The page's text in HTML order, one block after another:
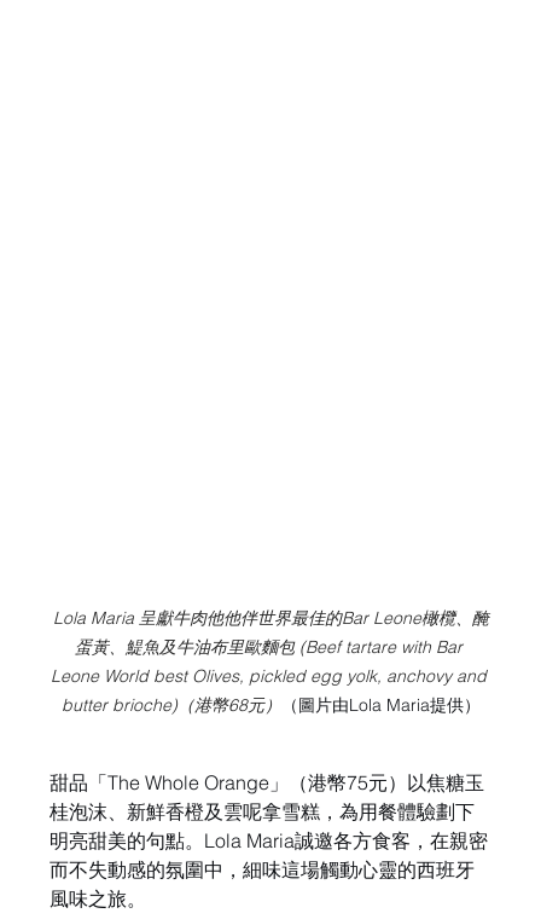
Lola Maria 呈獻牛肉他他伴世界最佳的Bar Leone橄欖、醃
蛋黃、鯷魚及牛油布里歐麵包 (Beef tartare with Bar
Leone World best Olives, pickled egg yolk, anchovy and
butter brioche)（港幣68元）
（圖片由Lola Maria提供）
甜品「The Whole Orange」（港幣75元）以焦糖玉
桂泡沫、新鮮香橙及雲呢拿雪糕，為用餐體驗劃下
明亮甜美的句點。Lola Maria誠邀各方食客，在親密
而不失動感的氛圍中，細味這場觸動心靈的西班牙
風味之旅。